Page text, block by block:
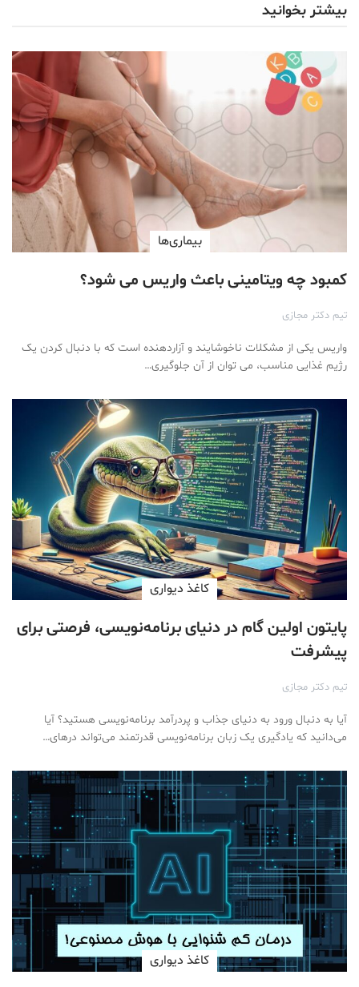
بیشتر بخوانید
بیماری‌ها
کمبود چه ویتامینی باعث واریس می شود؟
تیم دکتر مجازی
واریس یکی از مشکلات ناخوشایند و آزاردهنده است که با دنبال کردن یک
رژیم غذایی مناسب، می توان از آن جلوگیری…
کاغذ دیواری
پایتون اولین گام در دنیای برنامه‌نویسی، فرصتی برای
پیشرفت
تیم دکتر مجازی
آیا به دنبال ورود به دنیای جذاب و پردرآمد برنامه‌نویسی هستید؟ آیا
می‌دانید که یادگیری یک زبان برنامه‌نویسی قدرتمند می‌تواند درهای…
کاغذ دیواری